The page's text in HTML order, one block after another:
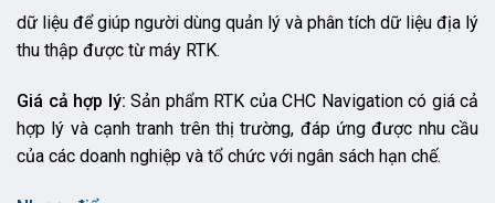
dữ liệu để giúp người dùng quản lý và phân tích dữ liệu địa lý
thu thập được từ máy RTK.
Giá cả hợp lý: Sản phẩm RTK của CHC Navigation có giá cả
hợp lý và cạnh tranh trên thị trường, đáp ứng được nhu cầu
của các doanh nghiệp và tổ chức với ngân sách hạn chế.